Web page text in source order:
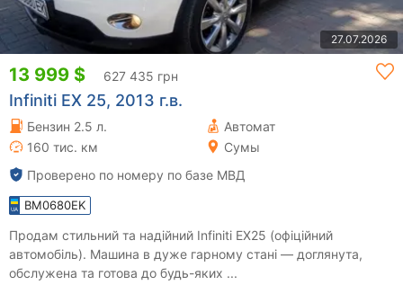
27.07.2026
13 999 $ 627 435 грн
Infiniti EX 25, 2013 г.в.
Бензин 2.5 л.
Автомат
160 тис. км
Сумы
Проверено по номеру по базе МВД
BM0680EK
Продам стильний та надійний Infiniti EX25 (офіційний
автомобіль). Машина в дуже гарному стані — доглянута,
обслужена та готова до будь-яких ...